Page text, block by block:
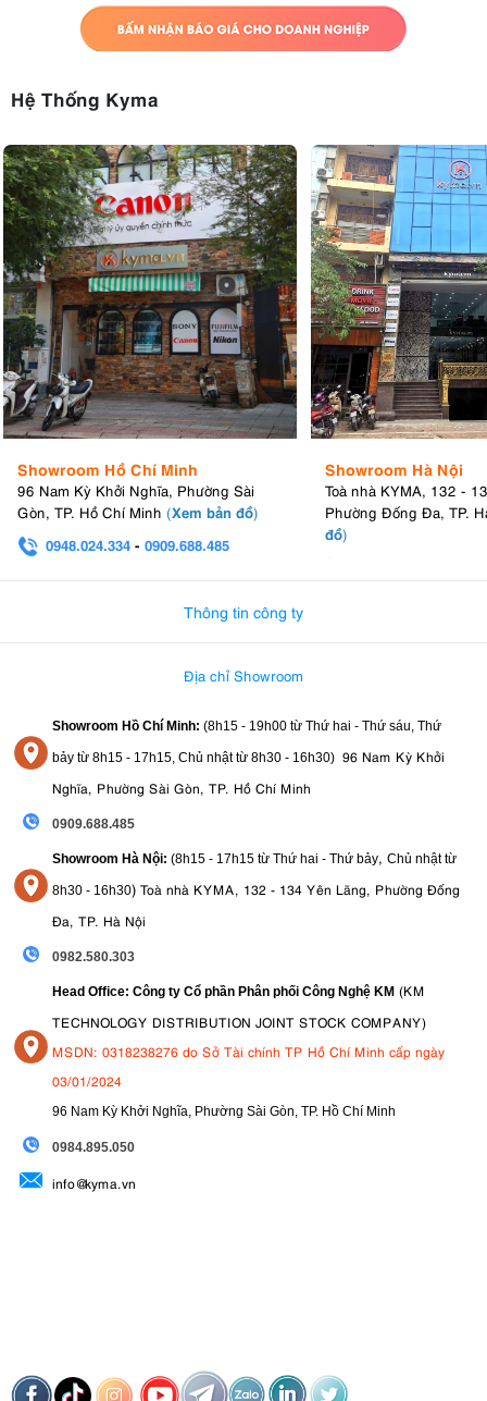
Hệ Thống Kyma
Showroom Hồ Chí Minh
96 Nam Kỳ Khởi Nghĩa, Phường Sài
Gòn, TP. Hồ Chí Minh (Xem bản đồ)
0948.024.334 - 0909.688.485
Showroom Hà Nội
Toà nhà KYMA, 132 -
Phường Đống Đa, TP.
đồ)
Thông tin công ty
Địa chỉ Showroom
Showroom Hồ Chí Minh: (8h15 - 19h00 từ Thứ hai - Thứ sáu, Thứ
bảy từ 8h15 - 17h15, Chủ nhật từ 8h30 - 16h30) 96 Nam Kỳ Khởi
Nghĩa, Phường Sài Gòn, TP. Hồ Chí Minh
0909.688.485
Showroom Hà Nội: (8h15 - 17h15 từ Thứ hai - Thứ bảy, Chủ nhật từ
8h30 - 16h30) Toà nhà KYMA, 132 - 134 Yên Lãng, Phường Đống
Đa, TP. Hà Nội
0982.580.303
Head Office: Công ty Cổ phần Phân phối Công Nghệ KM (KM
TECHNOLOGY DISTRIBUTION JOINT STOCK COMPANY)
MSDN: 0318238276 do Sở Tài chính TP Hồ Chí Minh cấp ngày
03/01/2024
96 Nam Kỳ Khởi Nghĩa, Phường Sài Gòn, TP. Hồ Chí Minh
0984.895.050
info@kyma.vn